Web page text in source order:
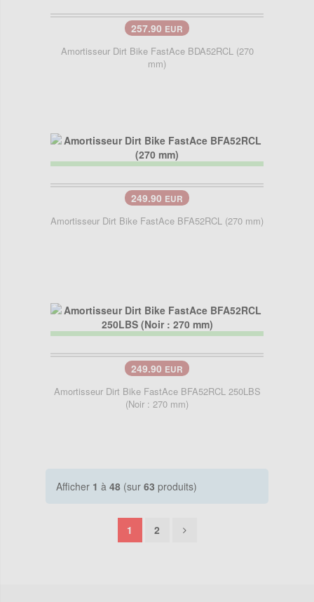
257.90 EUR
Amortisseur Dirt Bike FastAce BDA52RCL (270
mm)
249.90 EUR
Amortisseur Dirt Bike FastAce BFA52RCL (270 mm)
249.90 EUR
Amortisseur Dirt Bike FastAce BFA52RCL 250LBS
(Noir : 270 mm)
Afficher 1 à 48 (sur 63 produits)
1 2